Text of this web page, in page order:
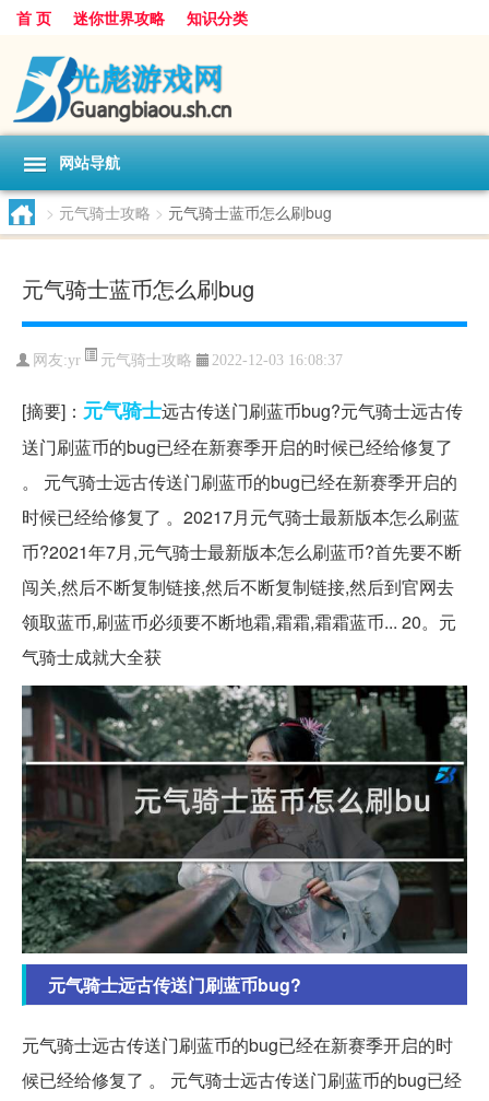
首 页 迷你世界攻略 知识分类
网站导航
> 元气骑士攻略 > 元气骑士蓝币怎么刷bug
元气骑士蓝币怎么刷bug
网友:yr 元气骑士攻略 2022-12-03 16:08:37
[摘要]： 元气骑士远古传送门刷蓝币bug?元气骑士远古传
送门刷蓝币的bug已经在新赛季开启的时候已经给修复了
。 元气骑士远古传送门刷蓝币的bug已经在新赛季开启的
时候已经给修复了 。20217月元气骑士最新版本怎么刷蓝
币?2021年7月,元气骑士最新版本怎么刷蓝币?首先要不断
闯关,然后不断复制链接,然后不断复制链接,然后到官网去
领取蓝币,刷蓝币必须要不断地霜,霜霜,霜霜蓝币... 20。元
气骑士成就大全获
元气骑士远古传送门刷蓝币bug?
元气骑士远古传送门刷蓝币的bug已经在新赛季开启的时
候已经给修复了 。 元气骑士远古传送门刷蓝币的bug已经